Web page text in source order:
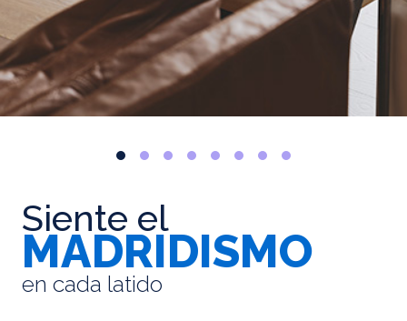
Siente el
MADRIDISMO
en cada latido